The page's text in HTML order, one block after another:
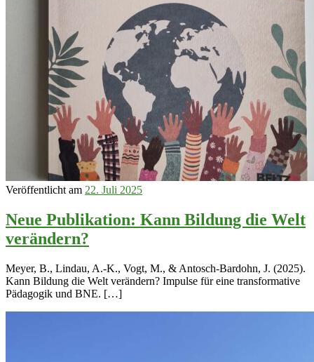
Veröffentlicht am 22. Juli 2025
Neue Publikation: Kann Bildung die Welt
verändern?
Meyer, B., Lindau, A.-K., Vogt, M., & Antosch-Bardohn, J. (2025).
Kann Bildung die Welt verändern? Impulse für eine transformative
Pädagogik und BNE. […]